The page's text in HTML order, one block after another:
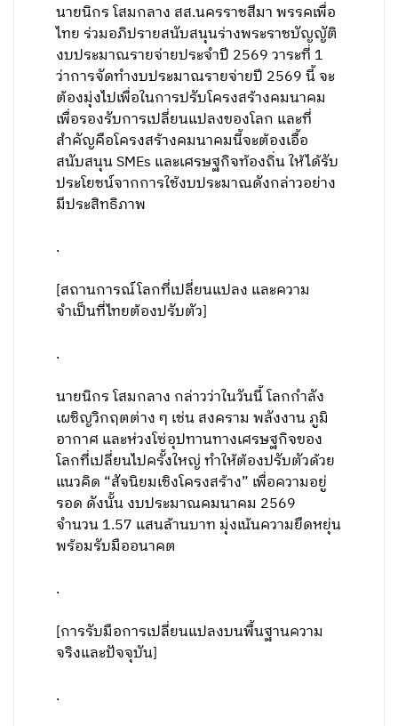
นายนิกร โสมกลาง สส.นครราชสีมา พรรคเพื่อ
ไทย ร่วมอภิปรายสนับสนุนร่างพระราชบัญญัติ
งบประมาณรายจ่ายประจำปี 2569 วาระที่ 1
ว่าการจัดทำงบประมาณรายจ่ายปี 2569 นี้ จะ
ต้องมุ่งไปเพื่อในการปรับโครงสร้างคมนาคม
เพื่อรองรับการเปลี่ยนแปลงของโลก และที่
สำคัญคือโครงสร้างคมนาคมนี้จะต้องเอื้อ
สนับสนุน SMEs และเศรษฐกิจท้องถิ่น ให้ได้รับ
ประโยชน์จากการใช้งบประมาณดังกล่าวอย่าง
มีประสิทธิภาพ
.
[สถานการณ์โลกที่เปลี่ยนแปลง และความ
จำเป็นที่ไทยต้องปรับตัว]
.
นายนิกร โสมกลาง กล่าวว่าในวันนี้ โลกกำลัง
เผชิญวิกฤตต่าง ๆ เช่น สงคราม พลังงาน ภูมิ
อากาศ และห่วงโซ่อุปทานทางเศรษฐกิจของ
โลกที่เปลี่ยนไปครั้งใหญ่ ทำให้ต้องปรับตัวด้วย
แนวคิด “สัจนิยมเชิงโครงสร้าง” เพื่อความอยู่
รอด ดังนั้น งบประมาณคมนาคม 2569
จำนวน 1.57 แสนล้านบาท มุ่งเน้นความยืดหยุ่น
พร้อมรับมืออนาคต
.
[การรับมือการเปลี่ยนแปลงบนพื้นฐานความ
จริงและปัจจุบัน]
.